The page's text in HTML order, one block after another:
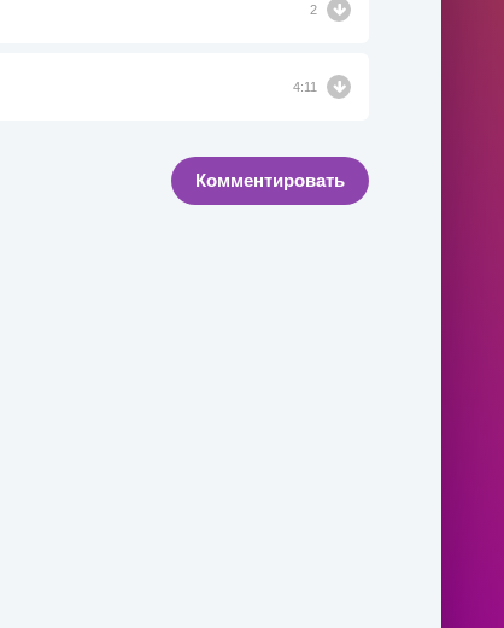
2
4:11
Комментировать